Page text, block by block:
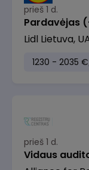
prieš 1 d.
Pardavėjas
Lidl Lietuva,
1230 - 2035
prieš 1 d.
Vidaus